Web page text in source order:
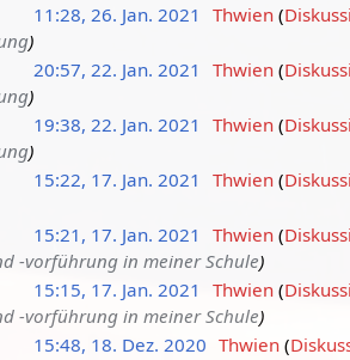
11:28, 26. Jan. 2021 Thwien
20:57, 22. Jan. 2021 Thwien
19:38, 22. Jan. 2021 Thwien
15:22, 17. Jan. 2021 Thwien
15:21, 17. Jan. 2021 Thwien
-vorführung in meiner Schule
15:15, 17. Jan. 2021 Thwien
-vorführung in meiner Schule
15:48, 18. Dez. 2020 Thwien